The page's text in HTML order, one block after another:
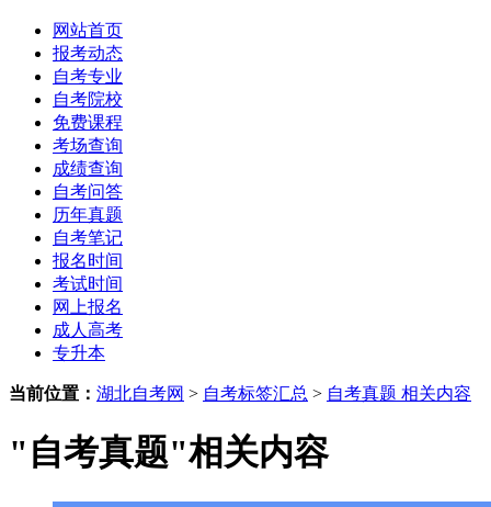
网站首页
报考动态
自考专业
自考院校
免费课程
考场查询
成绩查询
自考问答
历年真题
自考笔记
报名时间
考试时间
网上报名
成人高考
专升本
当前位置： 湖北自考网 > 自考标签汇总 > 自考真题 相关内容
"自考真题"相关内容